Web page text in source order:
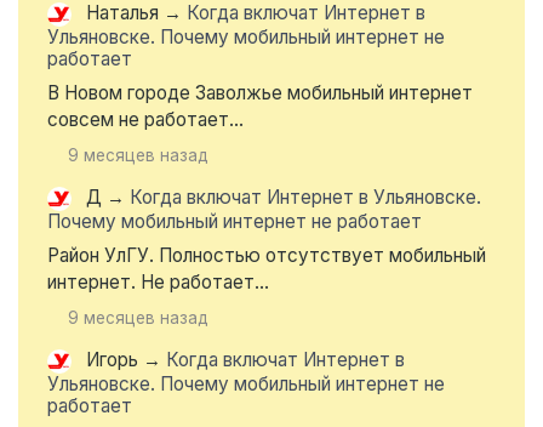
Наталья → Когда включат Интернет в
Ульяновске. Почему мобильный интернет не
работает
В Новом городе Заволжье мобильный интернет
совсем не работает...
9 месяцев назад
Д → Когда включат Интернет в Ульяновске.
Почему мобильный интернет не работает
Район УлГУ. Полностью отсутствует мобильный
интернет. Не работает...
9 месяцев назад
Игорь → Когда включат Интернет в
Ульяновске. Почему мобильный интернет не
работает